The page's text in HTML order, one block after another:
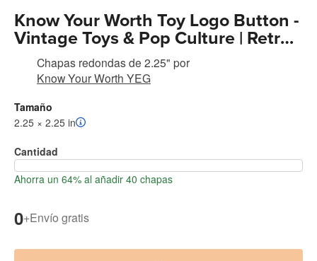
Know Your Worth Toy Logo Button -
Vintage Toys & Pop Culture | Retro
Collectibles Pin
Chapas redondas de 2.25" por
Know Your Worth YEG
Tamaño
2.25 × 2.25 in
Cantidad
Ahorra un 64% al añadir 40 chapas
0+Envío gratis